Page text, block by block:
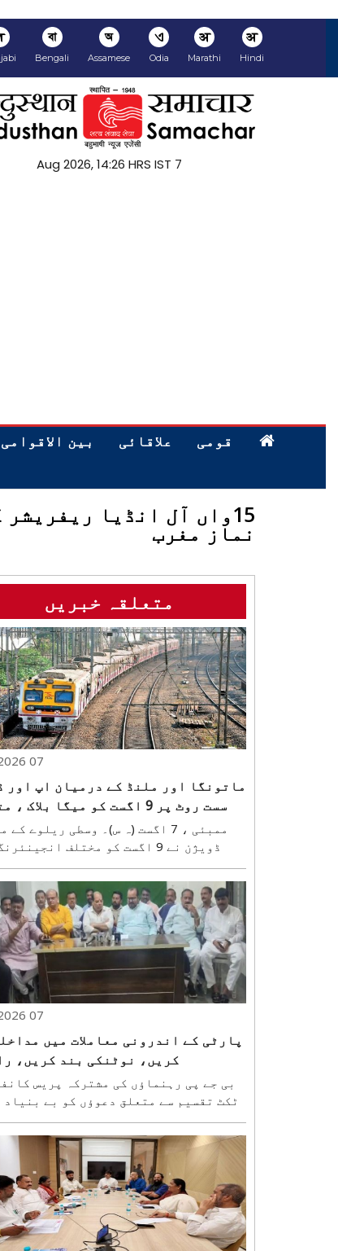
अ
Hindi
अ
Marathi
ଏ
Odia
অ
Assamese
বা
Bengali
7 Aug 2026, 14:26 HRS IST
قومی علاقائی بین الاقوامی
نماز مغرب
متعلقہ خبریں
07 Aug 2026
ماتونگا اور ملنڈ کے درمیان اپ اور
سست روٹ پر 9 اگست کو میگا بلاک
لوکل ٹرینیں
ممبئی ، 7 اگست (ہ س)۔ وسطی
ڈویژن نے 9 اگست کو مختلف
اسٹیشنوں کے درمیان مین لائن، نیز
شیواجی مہاراج ٹرمینس (سی ایس ایم
چونابھٹی/باندرہ کے درمیان ہاربر
07 Aug 2026
پارٹی کے اندرونی معاملات میں
کریں، نوٹنکی بند کریں،
وانکھیڑے کا روی رانا پر
بی جے پی رہنماؤں کی مشترکہ پریس
ٹکٹ تقسیم سے متعلق دعوؤں کو بے بنیاد
حلقے سے بھارتیہ جنتا پارٹی (بی جے
رکن اسمبلی راجیش وانکھیڑے نے
پارلیمنٹ روی رانا کا نام لیے بغیر